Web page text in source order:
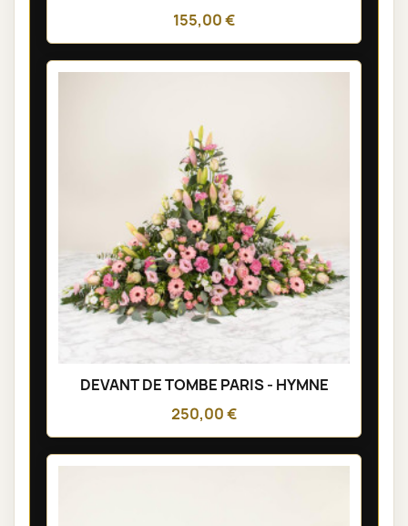
155,00 €
DEVANT DE TOMBE PARIS - HYMNE
250,00 €